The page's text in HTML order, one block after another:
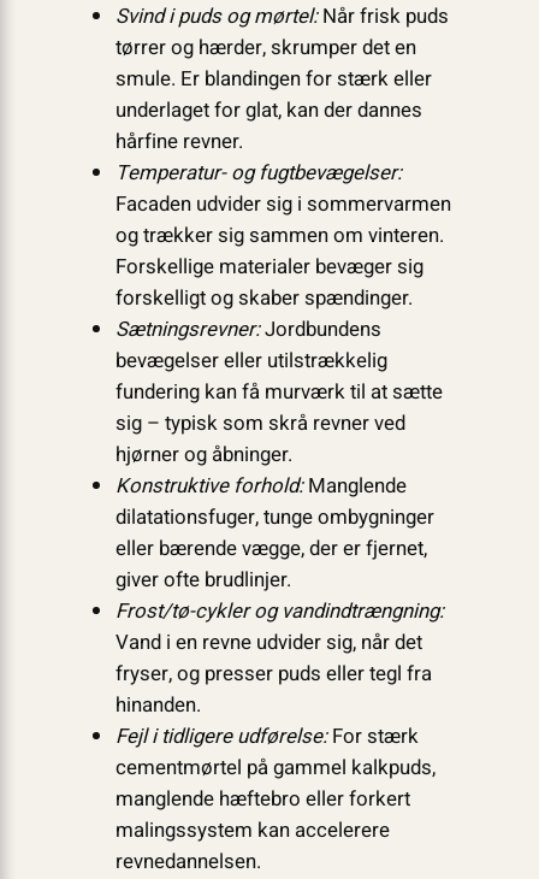
Svind i puds og mørtel:Når frisk puds
tørrer og hærder, skrumper det en
smule. Er blandingen for stærk eller
underlaget for glat, kan der dannes
hårfine revner.
Temperatur- og fugtbevægelser:
Facaden udvider sig i sommervarmen
og trækker sig sammen om vinteren.
Forskellige materialer bevæger sig
forskelligt og skaber spændinger.
Sætningsrevner:Jordbundens
bevægelser eller utilstrækkelig
fundering kan få murværk til at sætte
sig – typisk som skrå revner ved
hjørner og åbninger.
Konstruktive forhold:Manglende
dilatationsfuger, tunge ombygninger
eller bærende vægge, der er fjernet,
giver ofte brudlinjer.
Frost/tø-cykler og vandindtrængning:
Vand i en revne udvider sig, når det
fryser, og presser puds eller tegl fra
hinanden.
Fejl i tidligere udførelse:For stærk
cementmørtel på gammel kalkpuds,
manglende hæftebro eller forkert
malingssystem kan accelerere
revnedannelsen.